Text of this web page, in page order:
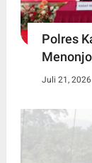
Polres
Juli 21, 2026